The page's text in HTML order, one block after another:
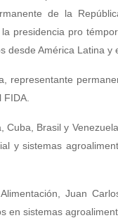
de la
presidencia pro
desde América Latina y
representante
Brasil y
y sistemas
Juan
sistemas